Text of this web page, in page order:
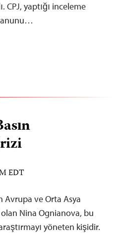
CPJ, yaptığı inceleme
EDT
Avrupa ve Orta Asya
Nina Ognianova, bu
yöneten kişidir.